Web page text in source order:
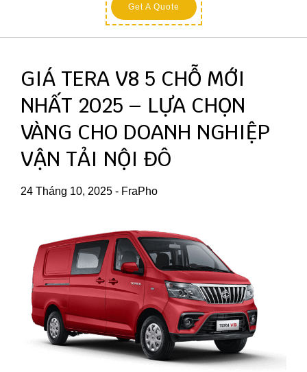
Get A Quote
GIÁ TERA V8 5 CHỖ MỚI
NHẤT 2025 – LỰA CHỌN
VÀNG CHO DOANH NGHIỆP
VẬN TẢI NỘI ĐÔ
24 Tháng 10, 2025 - FraPho